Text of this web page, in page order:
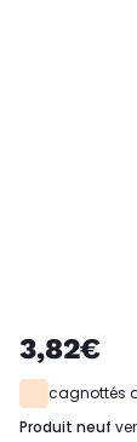
3,82€
cagnottés
produit neuf